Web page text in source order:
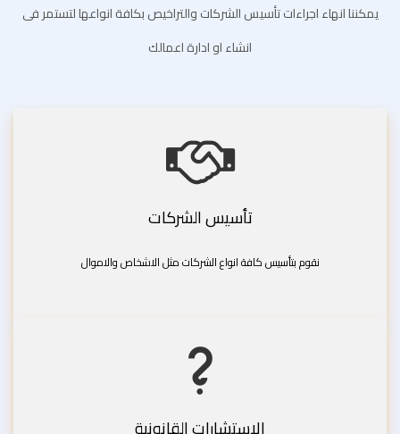
يمكننا انهاء اجراءات تأسيس الشركات والتراخيص بكافة انواعها لتستمر فى
انشاء او ادارة اعمالك
تأسيس الشركات
نقوم بتأسيس كافة انواع الشركات مثل الاشخاص والاموال
الاستشارات القانونية